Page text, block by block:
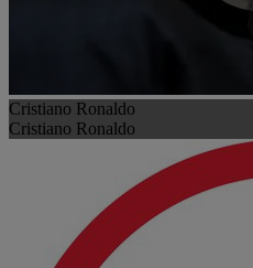
Cristiano Ronaldo
Cristiano Ronaldo